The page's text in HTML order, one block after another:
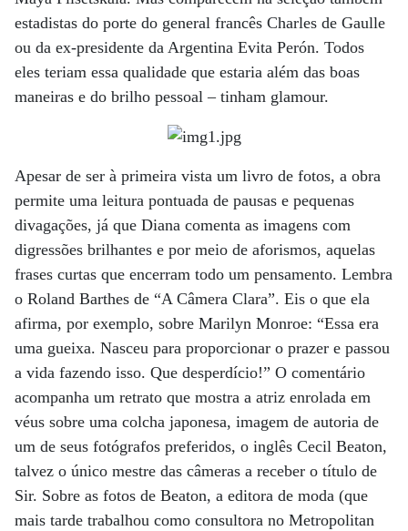
estadistas do porte do general francês Charles de Gaulle
ou da ex-presidente da Argentina Evita Perón. Todos
eles teriam essa qualidade que estaria além das boas
maneiras e do brilho pessoal – tinham glamour.
Apesar de ser à primeira vista um livro de fotos, a obra
permite uma leitura pontuada de pausas e pequenas
divagações, já que Diana comenta as imagens com
digressões brilhantes e por meio de aforismos, aquelas
frases curtas que encerram todo um pensamento. Lembra
o Roland Barthes de “A Câmera Clara”. Eis o que ela
afirma, por exemplo, sobre Marilyn Monroe: “Essa era
uma gueixa. Nasceu para proporcionar o prazer e passou
a vida fazendo isso. Que desperdício!” O comentário
acompanha um retrato que mostra a atriz enrolada em
véus sobre uma colcha japonesa, imagem de autoria de
um de seus fotógrafos preferidos, o inglês Cecil Beaton,
talvez o único mestre das câmeras a receber o título de
Sir. Sobre as fotos de Beaton, a editora de moda (que
mais tarde trabalhou como consultora no Metropolitan